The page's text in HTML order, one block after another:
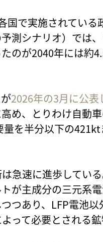
国で実施されてい
測シナリオ）では、
のが2040年には約
2026年の3月に公表
め、とりわけ自動
を半分以下の
急速に進歩してい
が主成分の三元系
つあり、LFP電池
って必要とされる